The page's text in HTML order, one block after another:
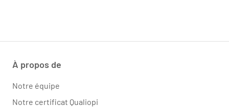
À propos de
Notre équipe
Notre certificat Qualiopi